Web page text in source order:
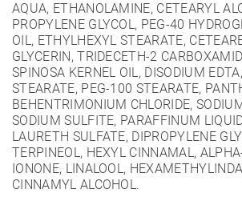
AQUA, ETHANOLAMINE, CETEARYL
PROPYLENE GLYCOL, PEG-40
OIL, ETHYLHEXYL STEARATE,
GLYCERIN, TRIDECETH-2
SPINOSA KERNEL OIL, DISODIUM
STEARATE, PEG-100 STEARATE,
BEHENTRIMONIUM CHLORIDE,
SODIUM SULFITE, PARAFFINUM
LAURETH SULFATE, DIPROPYLENE
TERPINEOL, HEXYL CINNAMAL,
IONONE, LINALOOL,
CINNAMYL ALCOHOL.